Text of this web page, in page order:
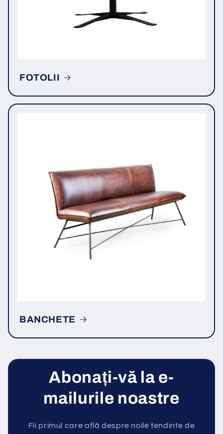
FOTOLII
BANCHETE
Abonați-vă la e-
mailurile noastre
Fii primul care află despre noile tendinte de